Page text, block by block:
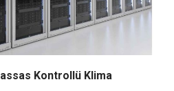
Kontrollü Klima